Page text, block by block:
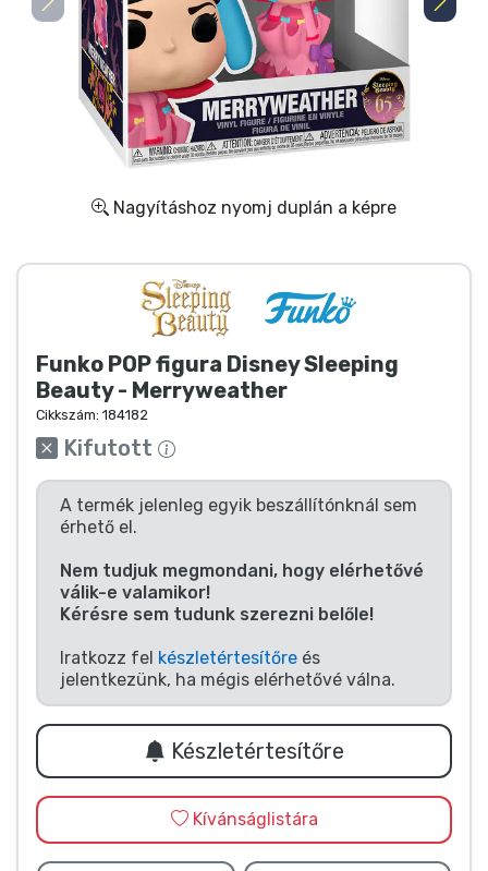
Nagyításhoz nyomj duplán a képre
Funko POP figura Disney Sleeping
Beauty - Merryweather
Cikkszám: 184182
Kifutott
A termék jelenleg egyik beszállítónknál sem
érhető el.
Nem tudjuk megmondani, hogy elérhetővé
válik-e valamikor!
Kérésre sem tudunk szerezni belőle!
Iratkozz fel készletértesítőre és
jelentkezünk, ha mégis elérhetővé válna.
Készletértesítőre
Kívánságlistára
Ajándékkártya
Szállítás és fizetés
Sorozatos cuccok
Animés cuccok
Gamer cuccok
Sportos cuccok
Zenés cuccok
Terméktípusok
Márkák